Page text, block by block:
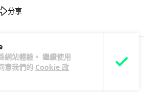
網站體驗。 繼續使用
意我們的 Cookie 政
分享
城中熱話